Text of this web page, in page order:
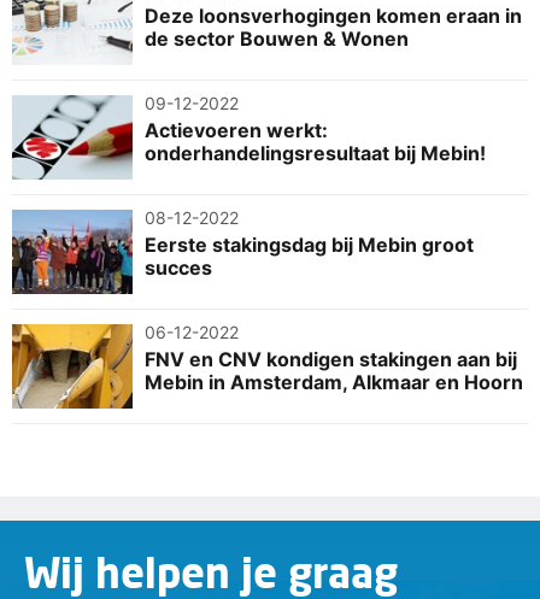
Deze loonsverhogingen komen eraan in
de sector Bouwen & Wonen
09-12-2022
Actievoeren werkt:
onderhandelingsresultaat bij Mebin!
08-12-2022
Eerste stakingsdag bij Mebin groot
succes
06-12-2022
FNV en CNV kondigen stakingen aan bij
Mebin in Amsterdam, Alkmaar en Hoorn
Wij helpen je graag